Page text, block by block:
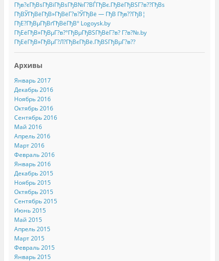
Гђв?єГђВѕГђВіГђВѕГђВ№Г?ВЃГђВє.ГђВёГђВЅГ?в??ГђВѕ
ГђВЎГђВёГђВ»ГђВёГ?в?ЎГђВё — ГђВ Гђв??ГђВ¦
ГђЕ?ГђВµГђВґГђВёГђВ° Logoysk.by
ГђЕёГђВ»ГђВµГ?в?°ГђВµГђВЅГђВёГ?в? Г?в?№.by
ГђЕёГђВ»ГђВµГ?Л?ГђВєГђВё.ГђВЅГђВµГ?в??
Архивы
Январь 2017
Декабрь 2016
Ноябрь 2016
Октябрь 2016
Сентябрь 2016
Май 2016
Апрель 2016
Март 2016
Февраль 2016
Январь 2016
Декабрь 2015
Ноябрь 2015
Октябрь 2015
Сентябрь 2015
Июнь 2015
Май 2015
Апрель 2015
Март 2015
Февраль 2015
Январь 2015